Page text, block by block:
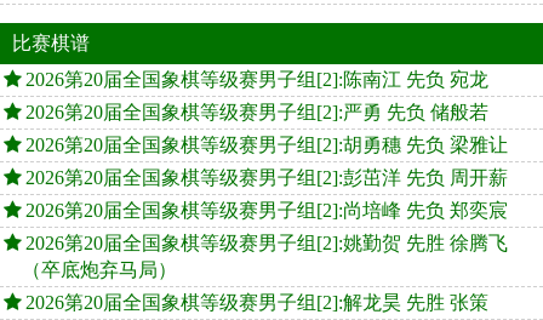
比赛棋谱
2026第20届全国象棋等级赛男子组[2]:陈南江 先负 宛龙
2026第20届全国象棋等级赛男子组[2]:严勇 先负 储般若
2026第20届全国象棋等级赛男子组[2]:胡勇穗 先负 梁雅让
2026第20届全国象棋等级赛男子组[2]:彭茁洋 先负 周开薪
2026第20届全国象棋等级赛男子组[2]:尚培峰 先负 郑奕宸
2026第20届全国象棋等级赛男子组[2]:姚勤贺 先胜 徐腾飞
（卒底炮弃马局）
2026第20届全国象棋等级赛男子组[2]:解龙昊 先胜 张策